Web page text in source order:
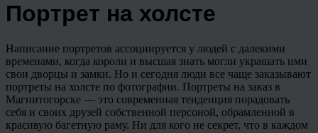
Портрет на холсте
Написание портретов ассоциируется у людей с далекими
временами, когда короли и высшая знать могли украшать ими
свои дворцы и замки. Но и сегодня люди все чаще заказывают
портреты на холсте по фотографии. Портреты на заказ в
Магнитогорске — это современная тенденция порадовать
себя и своих друзей собственной персоной, обрамленной в
красивую багетную раму. Ни для кого не секрет, что в каждом